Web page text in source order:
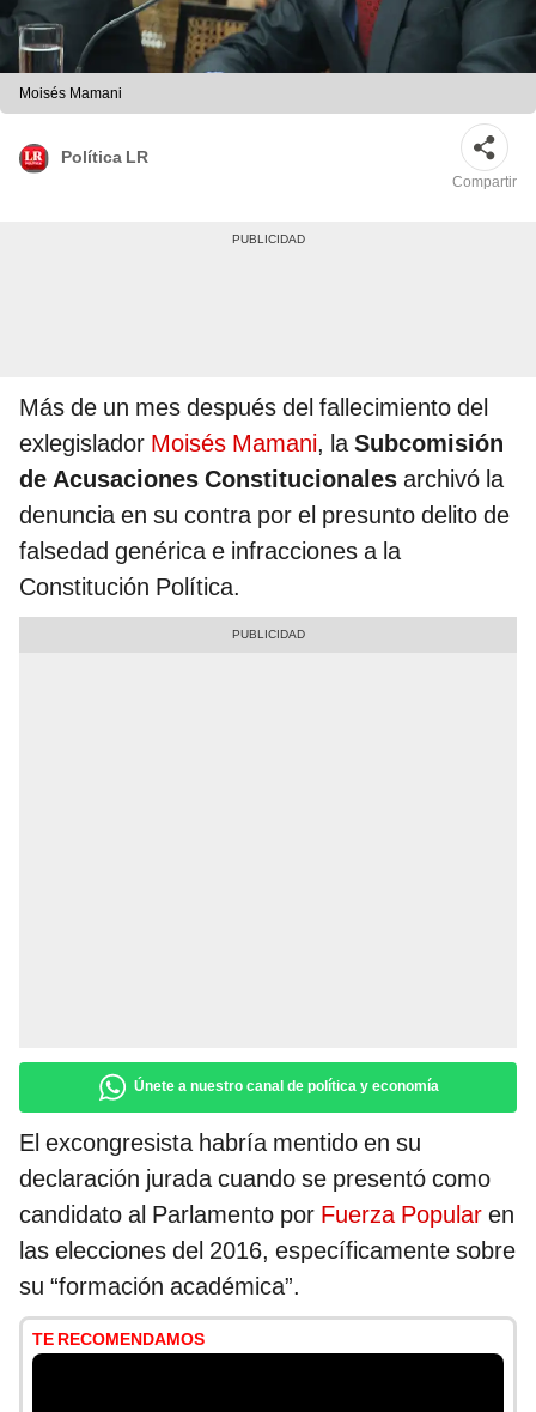
Moisés Mamani
Política LR
Compartir
Más de un mes después del fallecimiento del
exlegislador Moisés Mamani, laSubcomisión
de Acusaciones Constitucionales archivó la
denuncia en su contra por el presunto delito de
falsedad genérica e infracciones a la
Constitución Política.
Únete a nuestro canal de política y economía
El excongresista habría mentido en su
declaración jurada cuando se presentó como
candidato al Parlamento por Fuerza Popular en
las elecciones del 2016, específicamente sobre
su “formación académica”.
TE RECOMENDAMOS